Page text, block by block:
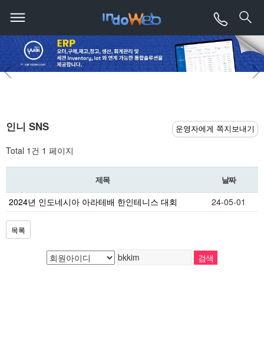
인니 SNS 운영자에게 쪽지보내기
Total 1건 1 페이지
제목 날짜
2024년 인도네시아 아라테배 한인테니스 대회 24-05-01
목록